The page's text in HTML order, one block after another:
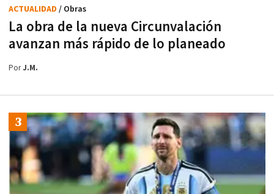
La obra de la nueva Circunvalación
avanzan más rápido de lo planeado
ACTUALIDAD / Obras
PorJ.M.